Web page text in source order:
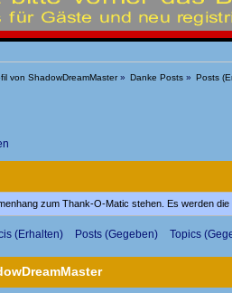
von ShadowDreamMaster» Danke Posts» Posts
zum Thank-O-Matic stehen. Es werden die
(Erhalten) Posts (Gegeben) Topics